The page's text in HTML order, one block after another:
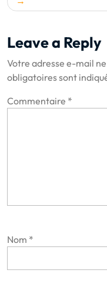
Leave a Reply
Votre adresse e-mail
obligatoires sont
Commentaire *
Nom *